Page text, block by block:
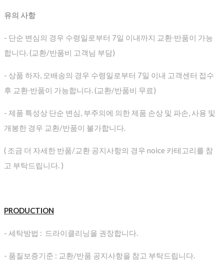
유의 사항
- 단순 변심의 경우 수령일로부터 7일 이내까지 교환∙반품이 가능
합니다. (교환/반품비 고객님 부담)
- 상품 하자, 오배송의 경우 수령일로부터 7일 이내 고객센터 접수
후 교환∙반품이 가능합니다. (교환/반품비 무료)
- 제품 특성상 단순 변심, 부주의에 의한 제품 손상 및 파손, 사용 및
개봉한 경우 교환/반품이 불가합니다.
( 조금 더 자세한 반품/교환 공지사항의 경우 noice 카테고리를 참
고 부탁드립니다. )
PRODUCTION
- 세탁방법 : 드라이클리닝을 권장합니다.
- 품질보증기준 : 교환/반품 공지사항을 참고 부탁드립니다.